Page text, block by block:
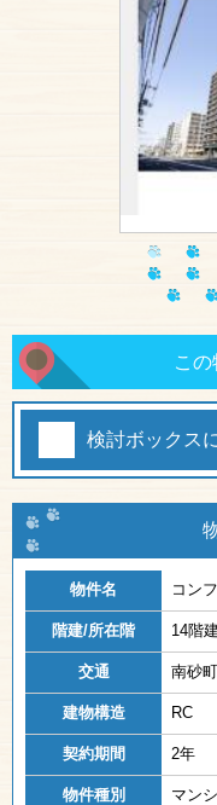
こ
検討ボックス
物件名 コン
階建/所在階 14階
交通 南砂
建物構造 RC
契約期間 2年
物件種別 マン